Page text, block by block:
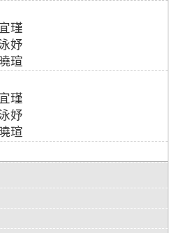
瑾
妤
瑄
瑾
妤
瑄